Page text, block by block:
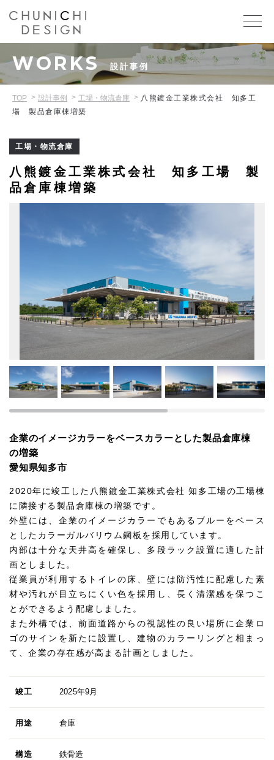
WORKS 設計事例
TOP 設計事例 工場・物流倉庫
八熊鍍金工業株式会社 知多工
場 製品倉庫棟増築
工場・物流倉庫
八熊鍍金工業株式会社 知多工場 製
品倉庫棟増築
企業のイメージカラーをベースカラーとした製品倉庫棟
の増築
愛知県知多市
2020年に竣工した八熊鍍金工業株式会社 知多工場の工場棟
に隣接する製品倉庫棟の増築です。
外壁には、企業のイメージカラーでもあるブルーをベース
としたカラーガルバリウム鋼板を採用しています。
内部は十分な天井高を確保し、多段ラック設置に適した計
画としました。
従業員が利用するトイレの床、壁には防汚性に配慮した素
材や汚れが目立ちにくい色を採用し、長く清潔感を保つこ
とができるよう配慮しました。
また外構では、前面道路からの視認性の良い場所に企業ロ
ゴのサインを新たに設置し、建物のカラーリングと相まっ
て、企業の存在感が高まる計画としました。
竣工 2025年9月
用途 倉庫
構造 鉄骨造